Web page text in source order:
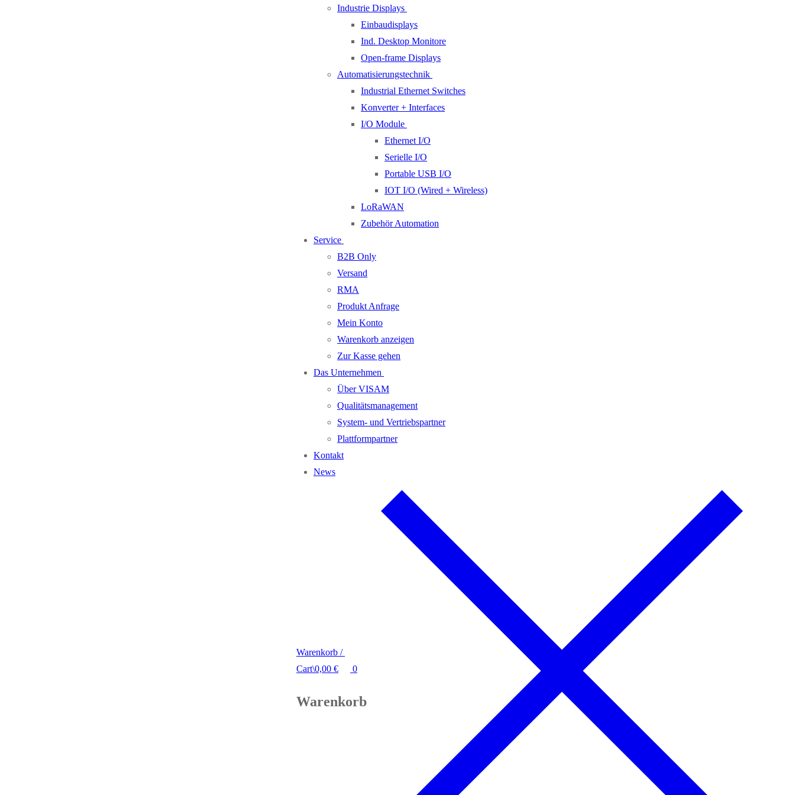
Industrie Displays
Einbaudisplays
Ind. Desktop Monitore
Open-frame Displays
Automatisierungstechnik
Industrial Ethernet Switches
Konverter + Interfaces
I/O Module
Ethernet I/O
Serielle I/O
Portable USB I/O
IOT I/O (Wired + Wireless)
LoRaWAN
Zubehör Automation
Service
B2B Only
Versand
RMA
Produkt Anfrage
Mein Konto
Warenkorb anzeigen
Zur Kasse gehen
Das Unternehmen
Über VISAM
Qualitätsmanagement
System- und Vertriebspartner
Plattformpartner
Kontakt
News
Warenkorb /
Cart\0,00 € 0
Warenkorb